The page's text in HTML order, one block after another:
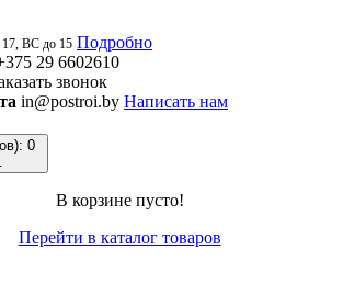
ВС до 15 Подробно
29 6602610
звонок
in@postroi.by Написать нам
0
В корзине пусто!
Перейти в каталог товаров